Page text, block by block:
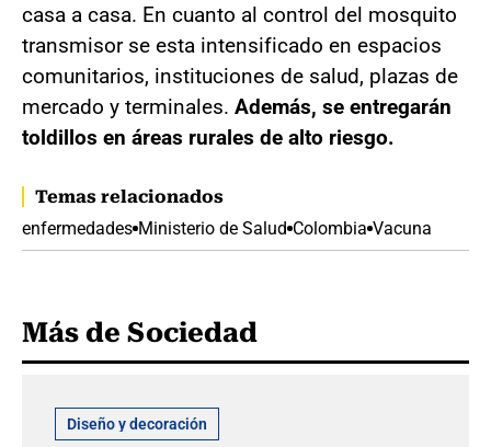
casa a casa. En cuanto al control del mosquito
transmisor se esta intensificado en espacios
comunitarios, instituciones de salud, plazas de
mercado y terminales. Además, se entregarán
toldillos en áreas rurales de alto riesgo.
Temas relacionados
enfermedades Ministerio de Salud Colombia Vacuna
Más de Sociedad
Diseño y decoración